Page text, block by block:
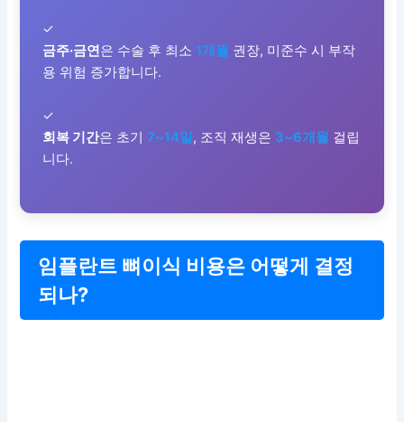
✓
금주·금연은 수술 후 최소 1개월 권장, 미준수 시 부작
용 위험 증가합니다.
✓
회복 기간은 초기7~14일 , 조직 재생은 3~6개월 걸립
니다.
임플란트 뼈이식 비용은 어떻게 결정
되나?